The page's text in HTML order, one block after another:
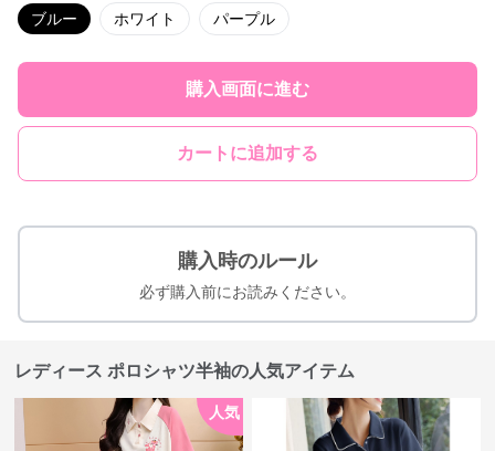
ブルー ホワイト パープル
購入画面に進む
カートに追加する
購入時のルール
必ず購入前にお読みください。
レディース ポロシャツ半袖の人気アイテム
人気